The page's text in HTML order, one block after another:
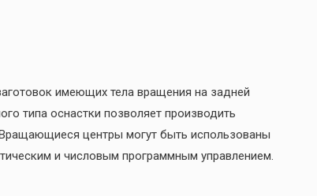
имеющих тела вращения на задней
типа оснастки позволяет производить
центры могут быть использованы
и числовым программным управлением.